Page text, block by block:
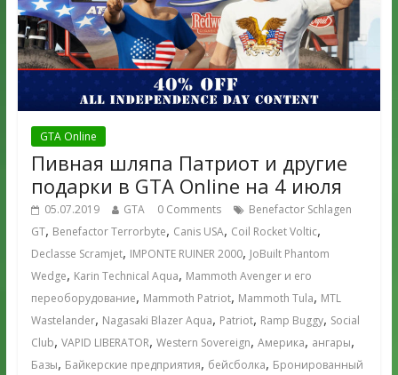
GTA Online
Пивная шляпа Патриот и другие
подарки в GTA Online на 4 июля
05.07.2019 GTA 0 Comments
Benefactor Schlagen
GT, Benefactor Terrorbyte, Canis USA, Coil Rocket Voltic,
Declasse Scramjet, IMPONTE RUINER 2000, JoBuilt Phantom
Wedge, Karin Technical Aqua, Mammoth Avenger и его
переоборудование, Mammoth Patriot, Mammoth Tula, MTL
Wastelander, Nagasaki Blazer Aqua, Patriot, Ramp Buggy, Social
Club, VAPID LIBERATOR, Western Sovereign, Америка, ангары,
Базы, Байкерские предприятия, бейсболка, Бронированный